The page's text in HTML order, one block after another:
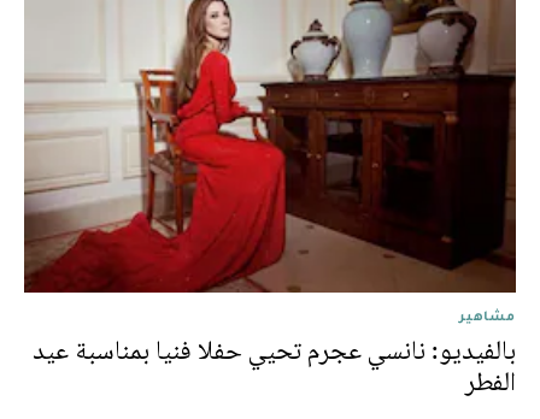
مشاهير
بالفيديو: نانسي عجرم تحيي حفلا فنيا بمناسبة عيد
الفطر